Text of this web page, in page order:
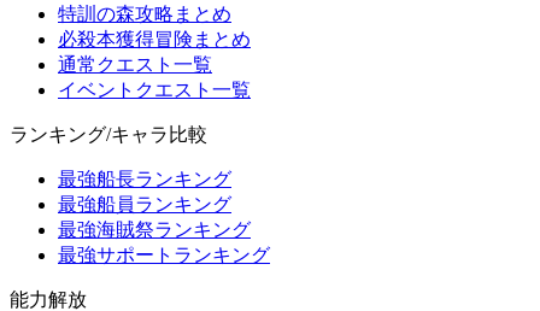
特訓の森攻略まとめ
必殺本獲得冒険まとめ
通常クエスト一覧
イベントクエスト一覧
ランキング/キャラ比較
最強船長ランキング
最強船員ランキング
最強海賊祭ランキング
最強サポートランキング
能力解放